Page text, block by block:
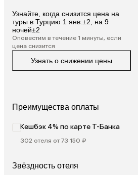
Узнайте, когда снизится цена на
туры в Турцию 1 янв.±2, на 9
ночей±2
Оповестим в течение 1 минуты, если
цена снизится
Узнать о снижении цены
Преимущества оплаты
Кешбэк 4% по карте Т-Банка
302 отеля от 73 150 ₽
Звёздность отеля